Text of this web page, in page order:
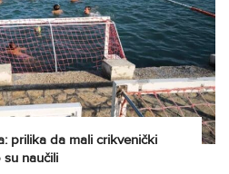
prilika da mali crikvenički
naučili